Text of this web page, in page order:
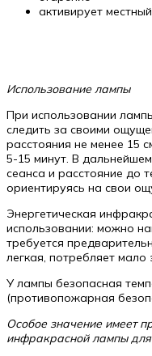
активирует
Использование лампы
При использовании
следить за своими
расстояния не менее 15
5-15 минут. В
сеанса и расстояние до
ориентируясь на свои
Энергетическая
использовании: можно
требуется
легкая, потребляет мало
У лампы безопасная
(противопожарная
Особое значение имеет
инфракрасной лампы